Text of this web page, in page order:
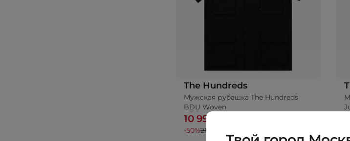
The Hundreds
Мужская рубашка The Hundreds
BDU Woven
10 995 ₽
-50%21 990 ₽